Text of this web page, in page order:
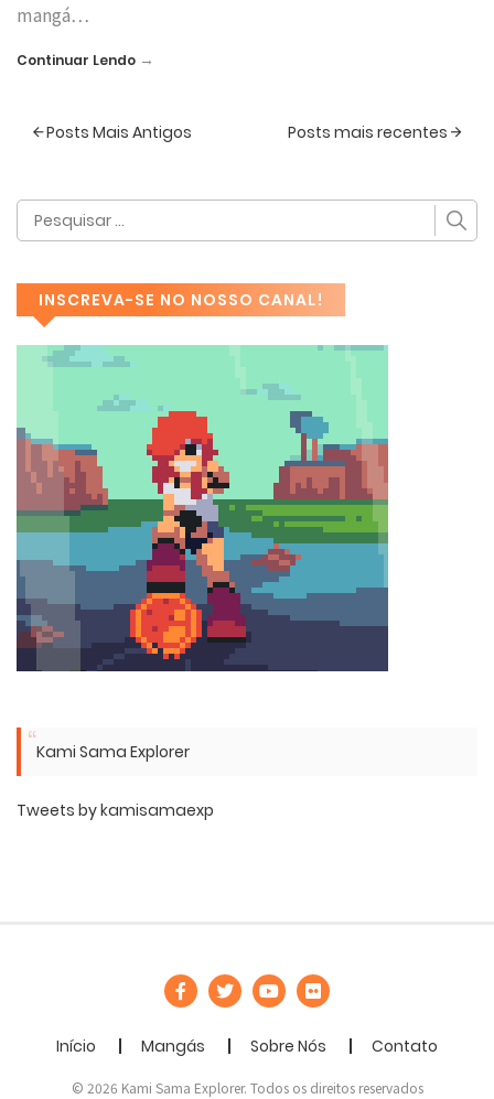
mangá…
Continuar Lendo →
Posts Mais Antigos Posts mais recentes
INSCREVA-SE NO NOSSO CANAL!
Kami Sama Explorer
Tweets by kamisamaexp
Início Mangás Sobre Nós Contato
© 2026 Kami Sama Explorer. Todos os direitos reservados